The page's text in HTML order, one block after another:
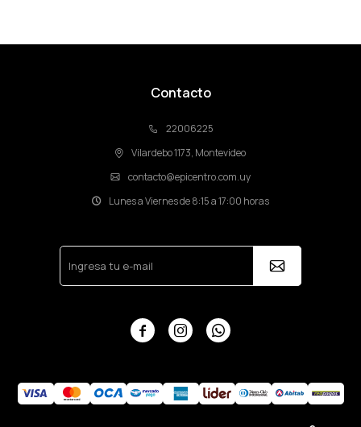
Contacto
22006225
Vilardebo 1173, Montevideo
contacto@epicentro.com.uy
Lunes a Viernes de 8:15 a 17:00 horas
  